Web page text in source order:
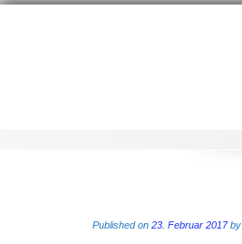
Published on 23. Februar 2017by